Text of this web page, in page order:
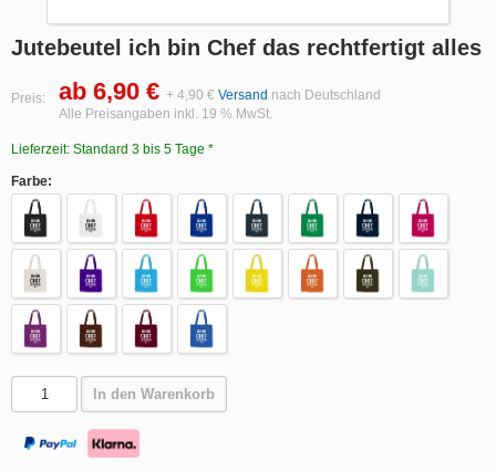
Jutebeutel ich bin Chef das rechtfertigt alles
Preis: ab 6,90 € + 4,90 € Versand nach Deutschland
Alle Preisangaben inkl. 19 % MwSt.
Lieferzeit: Standard 3 bis 5 Tage *
Farbe:
In den Warenkorb